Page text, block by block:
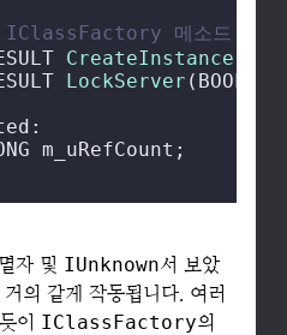
메소드
CreateInstance
LockServer (BOOL
m_uRefCount;
자 및 IUnknown서 보았
의 같게 작동됩니다. 여러
이 IClassFactory의